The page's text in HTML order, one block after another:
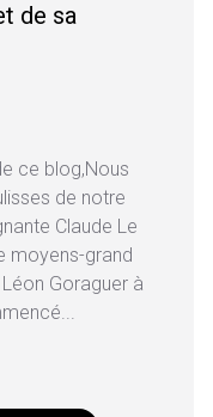
de sa
ce blog,Nous
de notre
Claude Le
moyens-grand
Goraguer à